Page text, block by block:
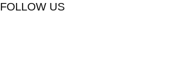
FOLLOW US